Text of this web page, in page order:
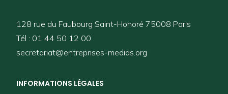
128 rue du Faubourg Saint-Honoré 75008 Paris
Tél : 01 44 50 12 00
secretariat@entreprises-medias.org
INFORMATIONS LÉGALES